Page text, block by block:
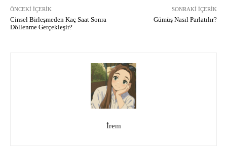
ÖNCEKI İÇERIK
Cinsel Birleşmeden Kaç Saat Sonra
Döllenme Gerçekleşir?
SONRAKI İÇERIK
Gümüş Nasıl Parlatılır?
İrem